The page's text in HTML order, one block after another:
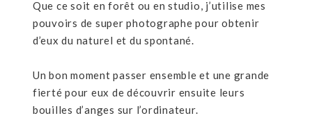
Que ce soit en forêt ou en studio, j’utilise mes
pouvoirs de super photographe pour obtenir
d’eux du naturel et du spontané.
Un bon moment passer ensemble et une grande
fierté pour eux de découvrir ensuite leurs
bouilles d’anges sur l’ordinateur.